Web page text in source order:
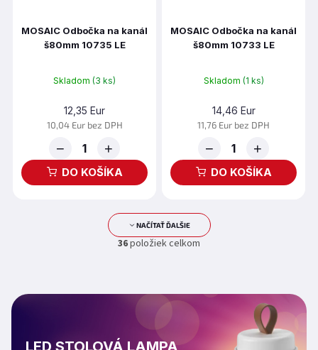
MOSAIC Odbočka na kanál
š80mm 10735 LE
Skladom (3 ks)
12,35 Eur
10,04 Eur bez DPH
− +
DO KOŠÍKA
MOSAIC Odbočka na kanál
š80mm 10733 LE
Skladom (1 ks)
14,46 Eur
11,76 Eur bez DPH
− +
DO KOŠÍKA
O
v
d
i
e
NAČÍTAŤ ĎALŠIE
S
n
a
36položiek celkom
LED STOLOVÁ LAMPA